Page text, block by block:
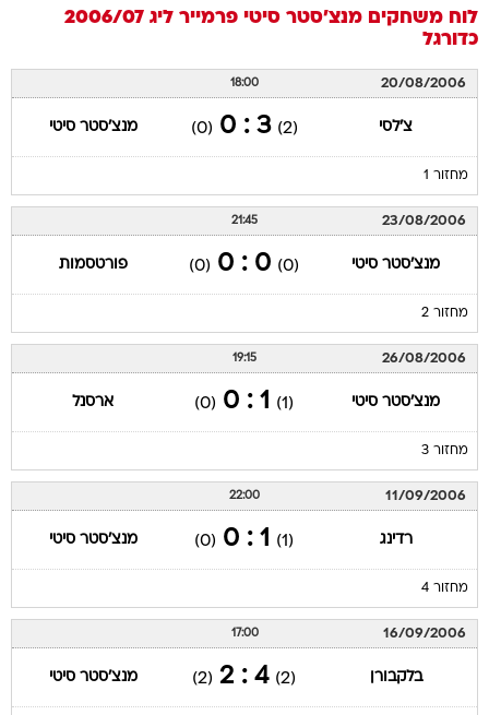
לוח משחקים מנצ'סטר סיטי פרמייר ליג 2006/07
כדורגל
20/08/2006
18:00
צ'לסי (2)
3 : 0
(0) מנצ'סטר סיטי
מחזור 1
23/08/2006
21:45
מנצ'סטר סיטי (0)
0 : 0
(0) פורטסמות
מחזור 2
26/08/2006
19:15
מנצ'סטר סיטי (1)
1 : 0
(0) ארסנל
מחזור 3
11/09/2006
22:00
רדינג (1)
1 : 0
(0) מנצ'סטר סיטי
מחזור 4
16/09/2006
17:00
בלקבורן (2)
4 : 2
(2) מנצ'סטר סיטי